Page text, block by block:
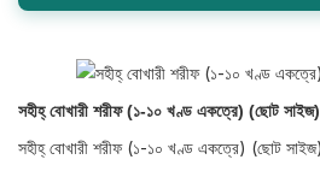
সহীহ্ বোখারী শরীফ (১-১০ খণ্ড একত্রে) (ছোট
সহীহ্ বোখারী শরীফ (১-১০ খণ্ড একত্রে) (ছোট সাইজ)